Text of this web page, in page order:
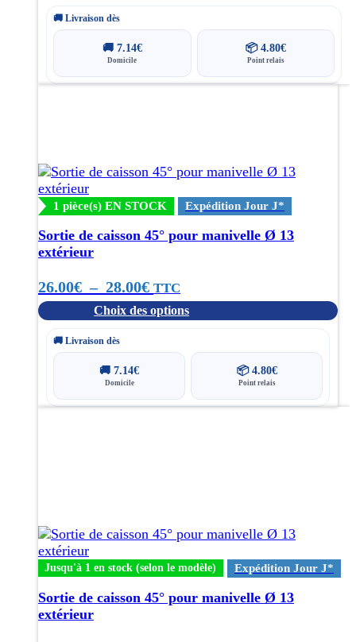
🚚 Livraison dès
🚚 7.14€
Domicile
📦 4.80€
Point relais
1 pièce(s) EN STOCK Expédition Jour J*
Sortie de caisson 45° pour manivelle Ø 13
extérieur
26.00€ – 28.00€Plage
de
à
TTC
Choix des options
Les
options
peuvent
choisies
sur
page
du
produit
🚚 Livraison dès
🚚7.14€
Domicile
📦 4.80€
Point relais
Jusqu'à 1 en stock (selon le modèle) Expédition Jour J*
Sortie de caisson 45° pour manivelle Ø 13
extérieur
peuvent
être
choisies
sur
la
page